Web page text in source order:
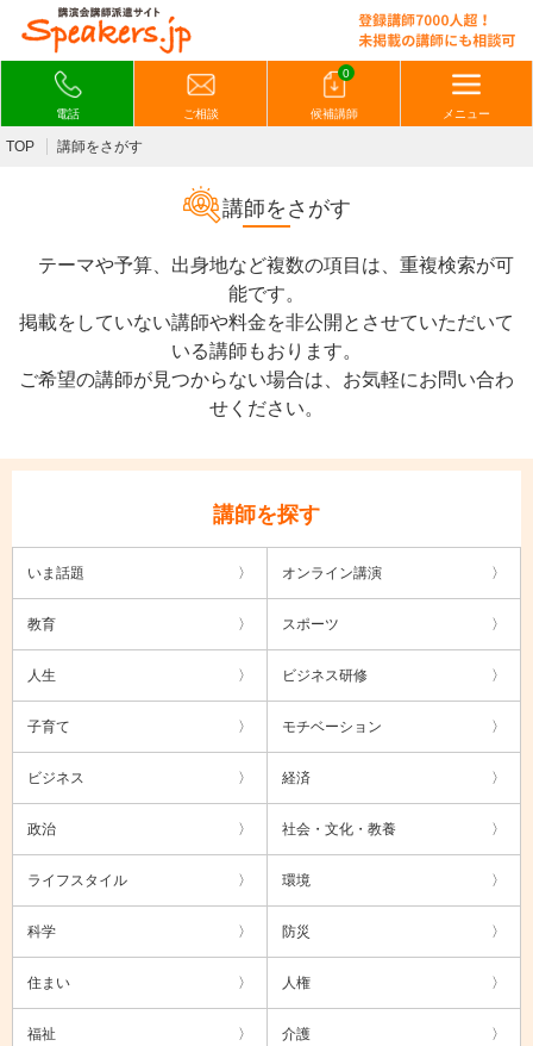
電話 ご相談
0
候補講師 メニュー
TOP 講師をさがす
講師をさがす
テーマや予算、出身地など複数の項目は、重複検索が可
能です。
掲載をしていない講師や料金を非公開とさせていただいて
いる講師もおります。
ご希望の講師が見つからない場合は、お気軽にお問い合わ
せください。
講師を探す
いま話題 オンライン講演
教育 スポーツ
人生 ビジネス研修
子育て モチベーション
ビジネス 経済
政治 社会・文化・教養
ライフスタイル 環境
科学 防災
住まい 人権
福祉 介護